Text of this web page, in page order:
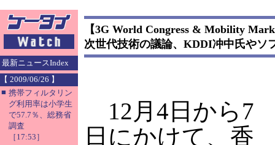
最新ニュースIndex
【 2009/06/26 】
■ 携帯フィルタリン
グ利用率は小学生
で57.7％、総務省
調査
［17:53］
【3G World Congress & Mobility
次世代技術の議論、KDDI冲中氏やソ
12月4日から7
日にかけて、香